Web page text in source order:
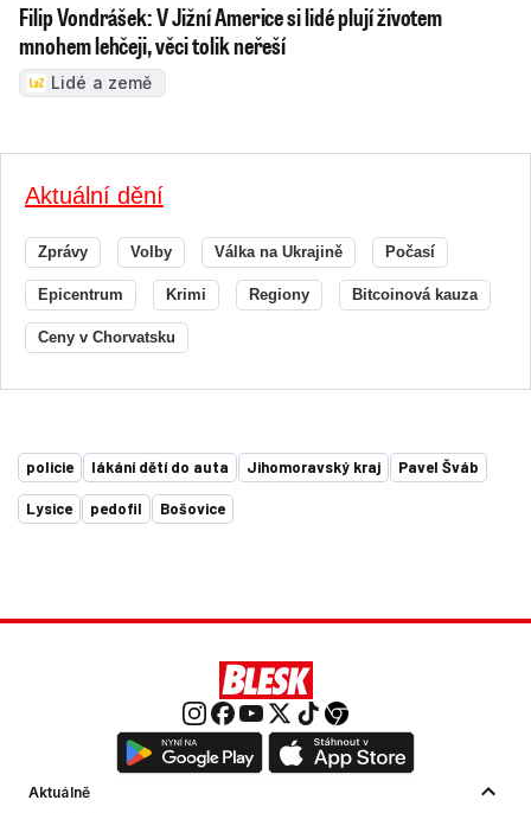
Filip Vondrášek: V Jižní Americe si lidé plují životem
mnohem lehčeji, věci tolik neřeší
Lidé a země
Aktuální dění
Zprávy Volby Válka na Ukrajině Počasí
Epicentrum Krimi Regiony Bitcoinová kauza
Ceny v Chorvatsku
policie lákání dětí do auta Jihomoravský kraj Pavel Šváb
Lysice pedofil Bošovice
Aktuálně